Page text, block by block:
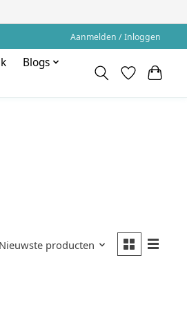
Aanmelden / Inloggen
Blogs
Nieuwste producten